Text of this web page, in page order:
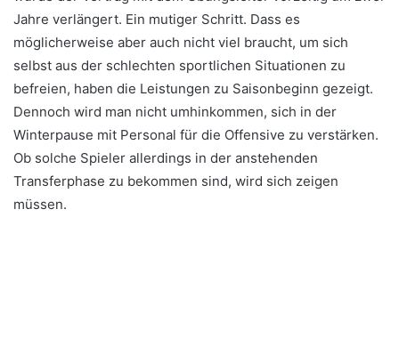
Jahre verlängert. Ein mutiger Schritt. Dass es
möglicherweise aber auch nicht viel braucht, um sich
selbst aus der schlechten sportlichen Situationen zu
befreien, haben die Leistungen zu Saisonbeginn gezeigt.
Dennoch wird man nicht umhinkommen, sich in der
Winterpause mit Personal für die Offensive zu verstärken.
Ob solche Spieler allerdings in der anstehenden
Transferphase zu bekommen sind, wird sich zeigen
müssen.